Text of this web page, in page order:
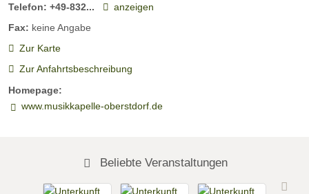
Telefon: +49-832...
anzeigen
Fax: keine Angabe
Zur Karte
Zur Anfahrtsbeschreibung
Homepage:
www.musikkapelle-oberstdorf.de
Beliebte Veranstaltungen